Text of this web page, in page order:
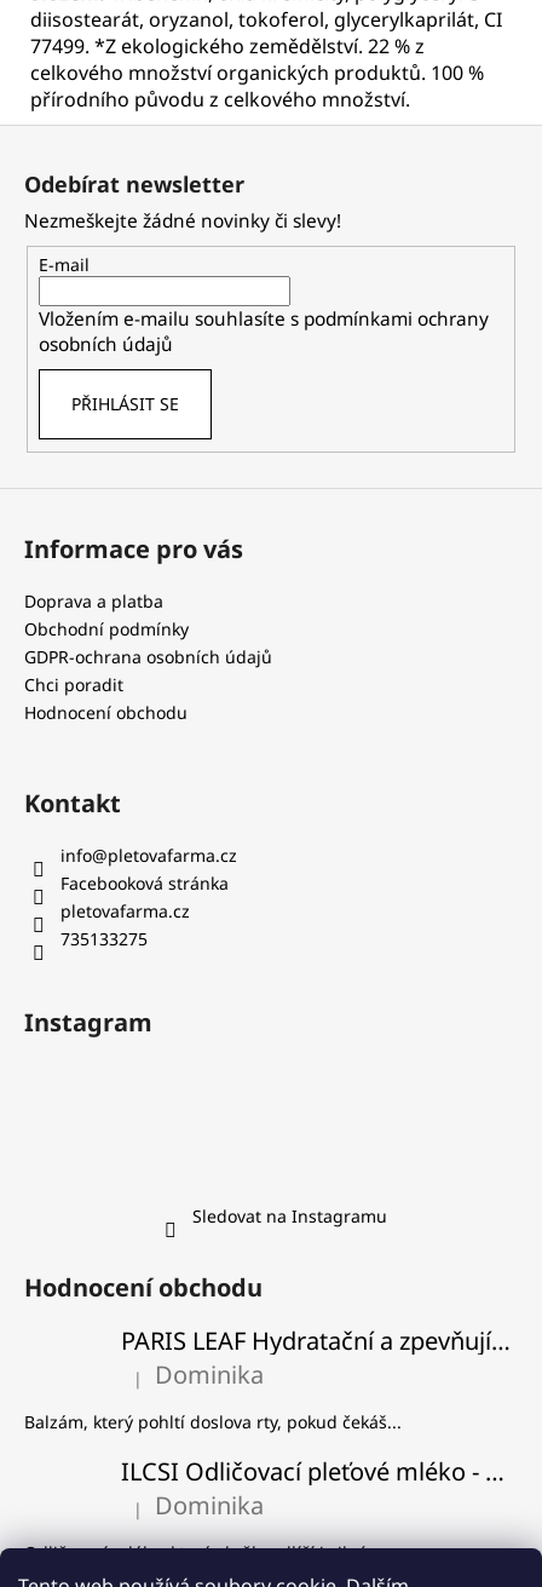
diisostearát, oryzanol, tokoferol, glycerylkaprilát, CI
77499. *Z ekologického zemědělství. 22 % z
celkového množství organických produktů. 100 %
přírodního původu z celkového množství.
Z
Odebírat newsletter
Nezmeškejte žádné novinky či slevy!
E-mail
Vložením e-mailu souhlasíte s podmínkami ochrany
osobních údajů
PŘIHLÁSIT SE
Informace pro vás
Doprava a platba
Obchodní podmínky
GDPR-ochrana osobních údajů
Chci poradit
Hodnocení obchodu
Kontakt
info@pletovafarma.cz
Facebooková stránka
pletovafarma.cz
735133275
Instagram
Sledovat na Instagramu
Hodnocení obchodu
PARIS LEAF Hydratační a zpevňující balzám na rty
Hodnocení produktu je 5 z 5 hvězdiček.
| Dominika
Balzám, který pohltí doslova rty, pokud čekáš...
ILCSI Odličovací pleťové mléko - Višeň a švestka
Hodnocení produktu je 5 z 5 hvězdiček.
| Dominika
Odličovací mléko, které skvěle odlíčí i silný...